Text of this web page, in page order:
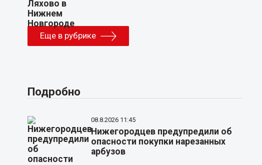
Еще в рубрике
Подробно
08.8.2026 11:45
Нижегородцев предупредили об
опасности покупки нарезанных
арбузов